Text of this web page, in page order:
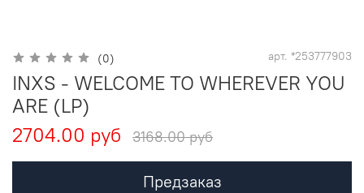
(0) арт. *253777903
INXS - WELCOME TO WHEREVER YOU
ARE (LP)
2704.00 руб
3168.00 руб
Предзаказ